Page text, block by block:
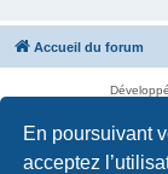
En poursuivant
acceptez
Accueil du forum